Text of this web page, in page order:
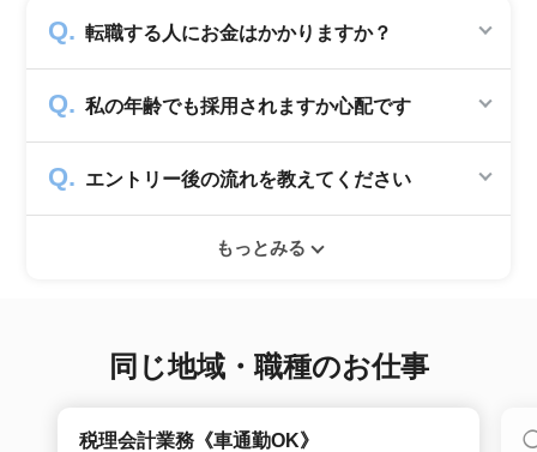
転職する人にお金はかかりますか？
していますので、転職希望者の方からは費用は
一切発生致しません。
私の年齢でも採用されますか心配です
業のみ掲載をしています。60代・70代以上の
就職実績も多数ありますので年齢に気負いせず
ぜひ紹介依頼へ進んでください。
エントリー後の流れを教えてください
ーとヒアリングのお時間を頂きます。その後希
もっとみる
同じ地域・職種のお仕事
税理会計業務《車通勤OK》
◯